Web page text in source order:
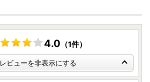
4.0 （1件）
レビューを非表示にする